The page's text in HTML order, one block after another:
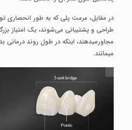
در مقابل، مرمت پلی که به طور انحصاری
طراحی و پشتیبانی می‌شوند، یک امتیاز
مجاورمی­دهند، اینکه در طول روند
می­مانند.